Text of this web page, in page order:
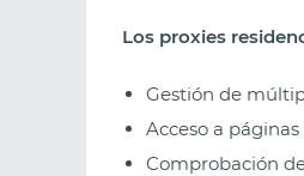
Los proxies
Gestión de
Acceso a
Comprobación